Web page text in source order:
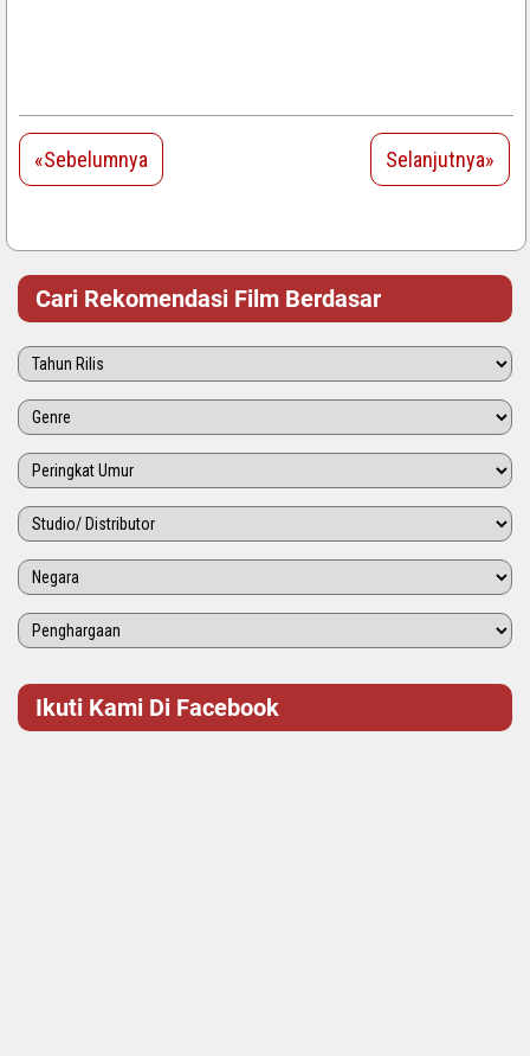
«Sebelumnya Selanjutnya»
Cari Rekomendasi Film Berdasar
Ikuti Kami Di Facebook